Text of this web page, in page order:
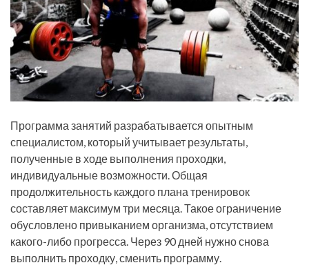
Программа занятий разрабатывается опытным
специалистом, который учитывает результаты,
полученные в ходе выполнения проходки,
индивидуальные возможности. Общая
продолжительность каждого плана тренировок
составляет максимум три месяца. Такое ограничение
обусловлено привыканием организма, отсутствием
какого-либо прогресса. Через 90 дней нужно снова
выполнить проходку, сменить программу.